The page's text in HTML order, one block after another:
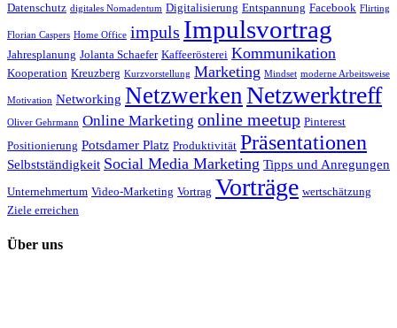
Datenschutz digitales Nomadentum Digitalisierung Entspannung Facebook Flirting
Florian Caspers Home Office impuls Impulsvortrag
Jahresplanung Jolanta Schaefer Kaffeerösterei Kommunikation
Kooperation Kreuzberg Kurzvorstellung Marketing Mindset moderne Arbeitsweise
Motivation Networking NetzwerkenNetzwerktreff
Oliver Gehrmann Online Marketing online meetup Pinterest
Positionierung Potsdamer Platz Produktivität Präsentationen
Selbstständigkeit Social Media Marketing Tipps und Anregungen
Unternehmertum Video-Marketing Vortrag Vorträge wertschätzung
Ziele erreichen
Über uns